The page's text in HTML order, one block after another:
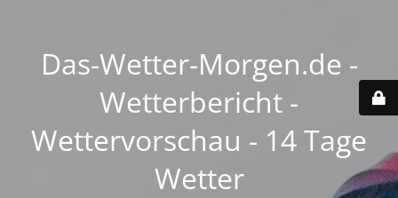
Das-Wetter-Morgen.de -
Wetterbericht -
Wettervorschau - 14 Tage
Wetter